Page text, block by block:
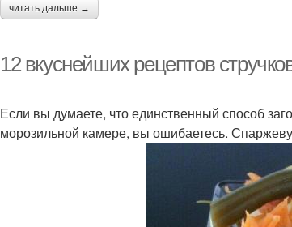
читать дальше →
12 вкуснейших рецептов
Если вы думаете, что единственный способ
морозильной камере, вы ошибаетесь.